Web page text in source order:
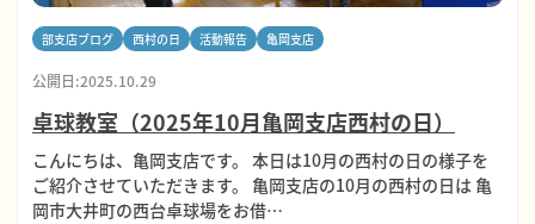
部支店ブログ 西村の日 活動報告 亀岡支店
公開日:2025.10.29
卓球教室（2025年10月亀岡支店西村の日）
こんにちは、亀岡支店です。 本日は10月の西村の日の様子を
ご紹介させていただきます。 亀岡支店の10月の西村の日は 亀
岡市大井町の西台卓球場をお借…